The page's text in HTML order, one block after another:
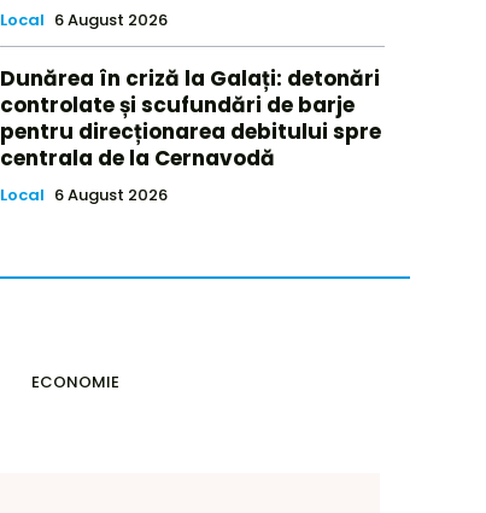
Local 6 August 2026
Dunărea în criză la Galați: detonări
controlate și scufundări de barje
pentru direcționarea debitului spre
centrala de la Cernavodă
Local 6 August 2026
ECONOMIE